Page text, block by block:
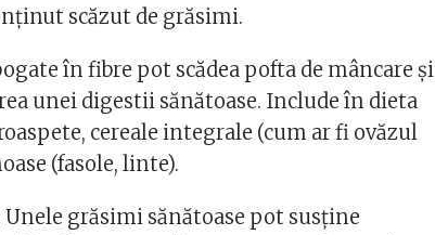
scăzut de grăsimi.
în fibre pot scădea pofta de mâncare și
unei digestii sănătoase. Include în dieta
cereale integrale (cum ar fi ovăzul
(fasole, linte).
Unele grăsimi sănătoase pot susține